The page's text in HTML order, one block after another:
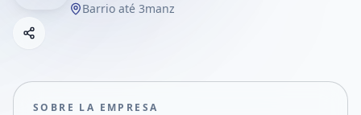
Barrio até 3manz
Compartir empresa
SOBRE LA EMPRESA